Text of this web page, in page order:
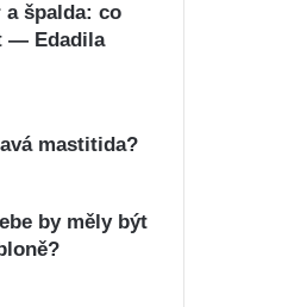
špalda: co
— Edadila
mastitida?
by měly být